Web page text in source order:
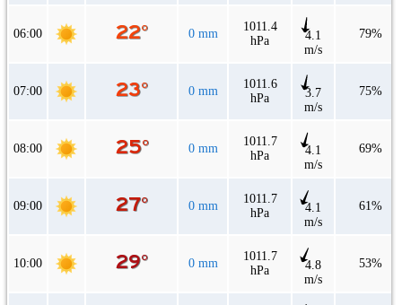
06:00 0 mm
1011.4
hPa
4.1
m/s
79%
07:00 0 mm
1011.6
hPa
3.7
m/s
75%
08:00 0 mm
1011.7
hPa
4.1
m/s
69%
09:00 0 mm
1011.7
hPa
4.1
m/s
61%
10:00 0 mm
1011.7
hPa
4.8
m/s
53%